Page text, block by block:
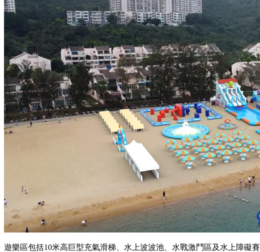
遊樂區包括10米高巨型充氣滑梯、水上波波池、水戰激鬥區及水上障礙賽